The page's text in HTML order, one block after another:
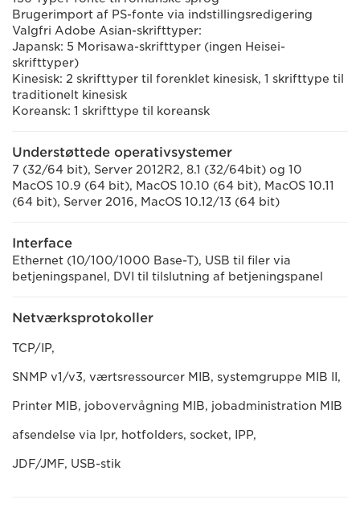
Brugerimport af PS-fonte via indstillingsredigering
Valgfri Adobe Asian-skrifttyper:
Japansk: 5 Morisawa-skrifttyper (ingen Heisei-
skrifttyper)
Kinesisk: 2 skrifttyper til forenklet kinesisk, 1 skrifttype til
traditionelt kinesisk
Koreansk: 1 skrifttype til koreansk
Understøttede operativsystemer
7 (32/64 bit), Server 2012R2, 8.1 (32/64bit) og 10
MacOS 10.9 (64 bit), MacOS 10.10 (64 bit), MacOS 10.11
(64 bit), Server 2016, MacOS 10.12/13 (64 bit)
Interface
Ethernet (10/100/1000 Base-T), USB til filer via
betjeningspanel, DVI til tilslutning af betjeningspanel
Netværksprotokoller
TCP/IP,
SNMP v1/v3, værtsressourcer MIB, systemgruppe MIB II,
Printer MIB, jobovervågning MIB, jobadministration MIB
afsendelse via lpr, hotfolders, socket, IPP,
JDF/JMF, USB-stik